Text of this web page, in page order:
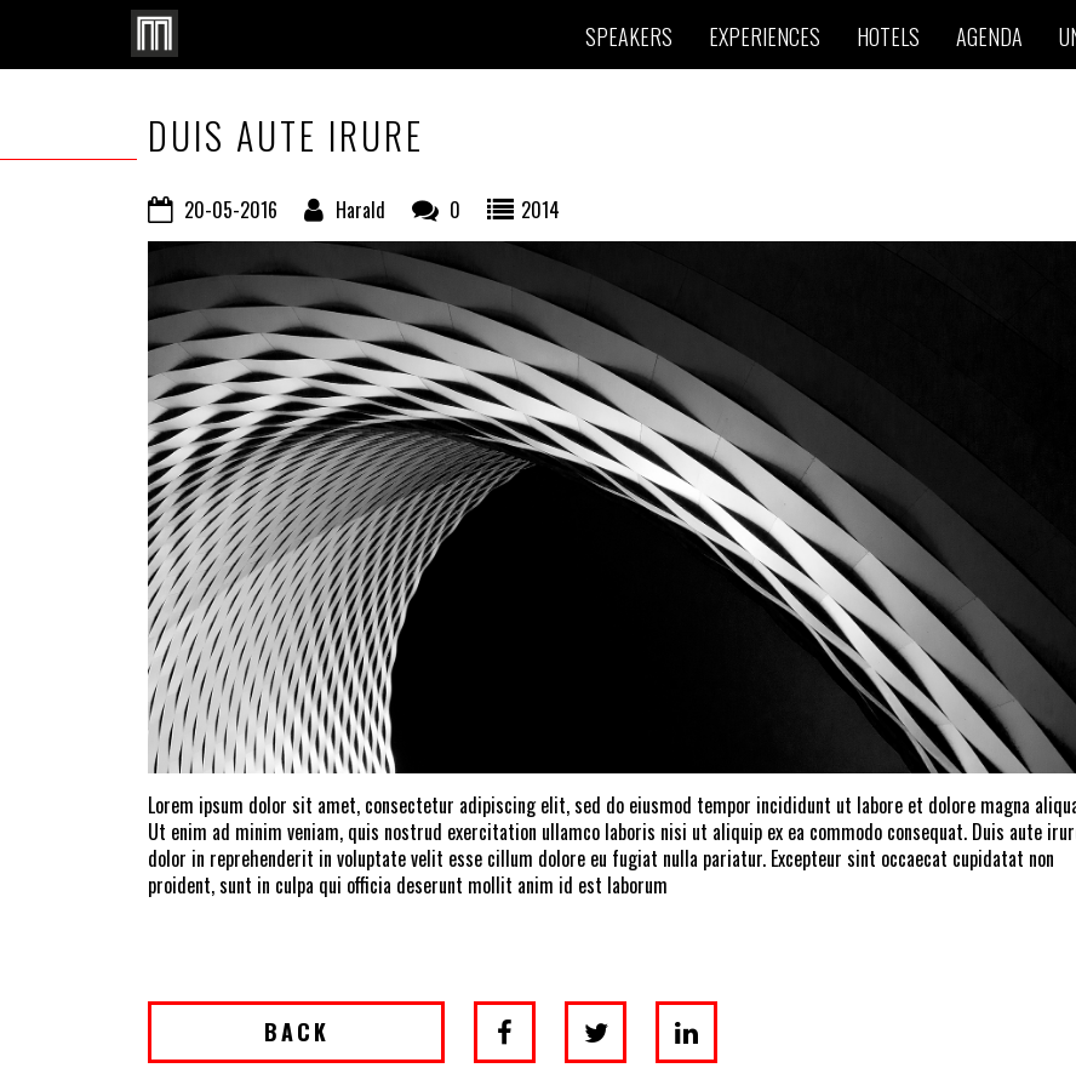
SPEAKERS EXPERIENCES HOTELS AGENDA
DUIS AUTE IRURE
20-05-2016 Harald 0 2014
Lorem ipsum dolor sit amet, consectetur adipiscing elit, sed do eiusmod tempor incididunt ut labore et dolore magna
Ut enim ad minim veniam, quis nostrud exercitation ullamco laboris nisi ut aliquip ex ea commodo consequat. Duis aute
dolor in reprehenderit in voluptate velit esse cillum dolore eu fugiat nulla pariatur. Excepteur sint occaecat cupidatat non
proident, sunt in culpa qui officia deserunt mollit anim id est laborum
BACK